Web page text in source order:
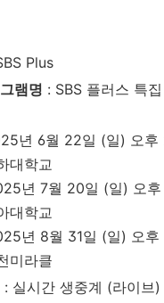
Plus
램명 : SBS 플러스 특
년 6월 22일 (일) 오후
대학교
년 7월 20일 (일) 오후
대학교
년 8월 31일 (일) 오후
미라클
: 실시간 생중계 (라이브)